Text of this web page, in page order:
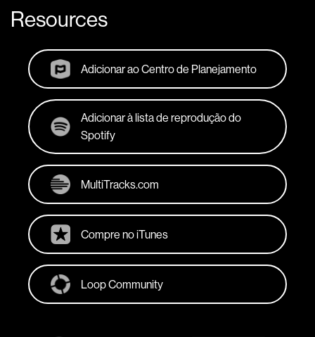
Resources
Adicionar ao Centro de Planejamento
Adicionar à lista de reprodução do
Spotify
MultiTracks.com
Compre no iTunes
Loop Community